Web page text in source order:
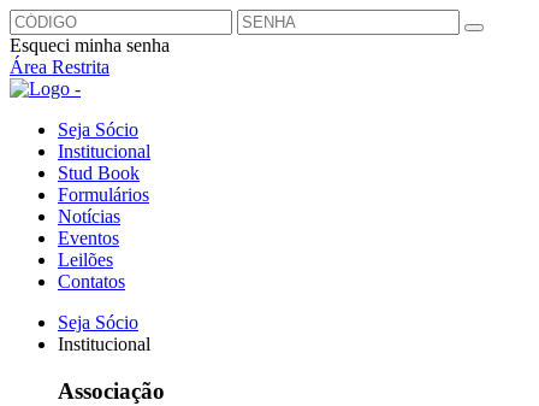
Esqueci minha senha
Área Restrita
Seja Sócio
Institucional
Stud Book
Formulários
Notícias
Eventos
Leilões
Contatos
Seja Sócio
Institucional
Associação